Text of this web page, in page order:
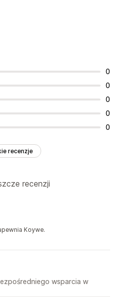
0
0
0
0
0
recenzje
recenzji
Koywe.
wsparcia w